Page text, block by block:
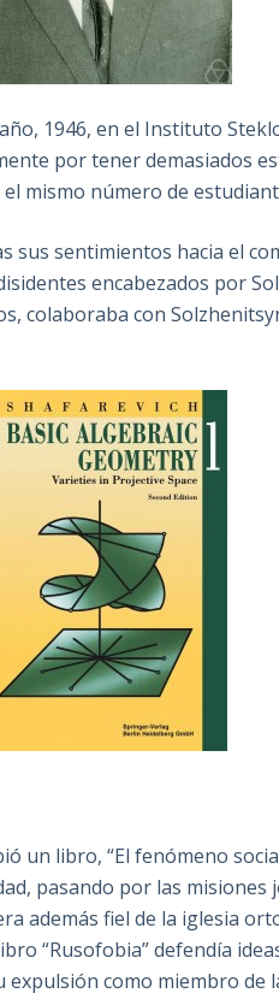
1946, en el Instituto
por tener demasiados
mismo número de
sus sentimientos hacia el
encabezados por
colaboraba con
un libro, “El fenómeno
pasando por las misiones
además fiel de la iglesia
“Rusofobia” defendía
como miembro de